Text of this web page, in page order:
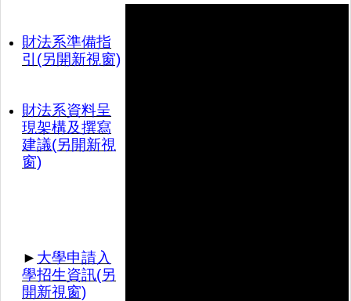
財法系準備指
引(另開新視窗)
財法系資料呈
現架構及撰寫
建議(另開新視
窗)
► 大學申請入
學招生資訊(另
開新視窗)